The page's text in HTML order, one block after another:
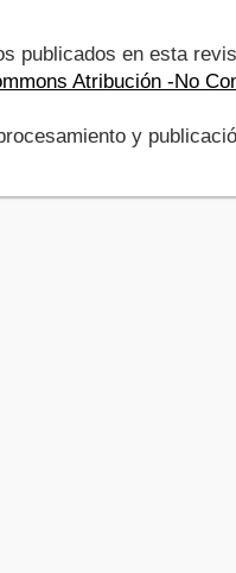
publicados en esta
Atribución -No
y